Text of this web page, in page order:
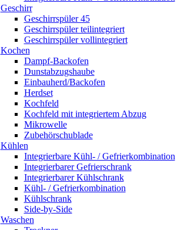
Geschirr
Geschirrspüler 45
Geschirrspüler teilintegriert
Geschirrspüler vollintegriert
Kochen
Dampf-Backofen
Dunstabzugshaube
Einbauherd/Backofen
Herdset
Kochfeld
Kochfeld mit integriertem Abzug
Mikrowelle
Zubehörschublade
Kühlen
Integrierbare Kühl- / Gefrierkombination
Integrierbarer Gefrierschrank
Integrierbarer Kühlschrank
Kühl- / Gefrierkombination
Kühlschrank
Side-by-Side
Waschen